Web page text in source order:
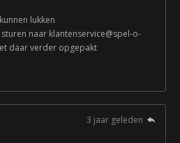
lukken
naar klantenservice@spel-o-
daar verder opgepakt
3 jaar geleden